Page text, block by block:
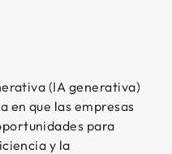
(IA generativa)
en que las empresas
para
y la